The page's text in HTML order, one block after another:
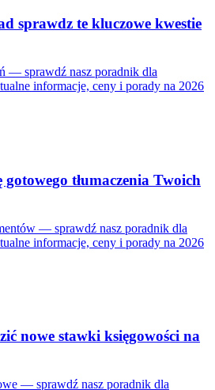
sprawdz te kluczowe kwestie
— sprawdź nasz poradnik dla
informacje, ceny i porady na 2026
gotowego tłumaczenia Twoich
— sprawdź nasz poradnik dla
informacje, ceny i porady na 2026
nowe stawki księgowości na
— sprawdź nasz poradnik dla